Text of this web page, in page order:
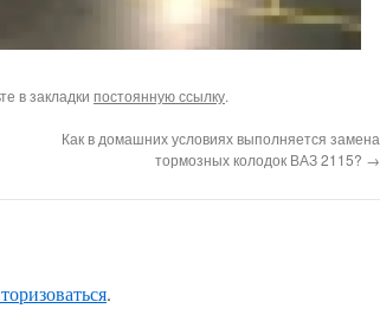
в закладки постоянную ссылку.
Как в домашних условиях выполняется замена
тормозных колодок ВАЗ 2115? →
.